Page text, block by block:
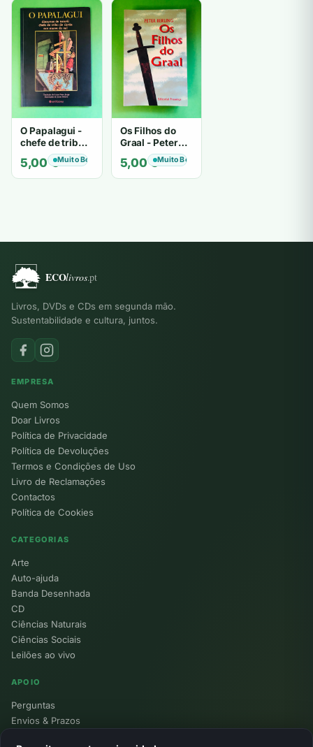
O Papalagui -
chefe de tribo
de tiavéa
5,00€Muito Bom
Os Filhos do
Graal - Peter
Berling
5,00€Muito Bom
Livros, DVDs e CDs em segunda mão.
Sustentabilidade e cultura, juntos.
EMPRESA
Quem Somos
Doar Livros
Política de Privacidade
Política de Devoluções
Termos e Condições de Uso
Livro de Reclamações
Contactos
Política de Cookies
CATEGORIAS
Arte
Auto-ajuda
Banda Desenhada
CD
Ciências Naturais
Ciências Sociais
Leilões ao vivo
APOIO
Perguntas
Envios & Prazos